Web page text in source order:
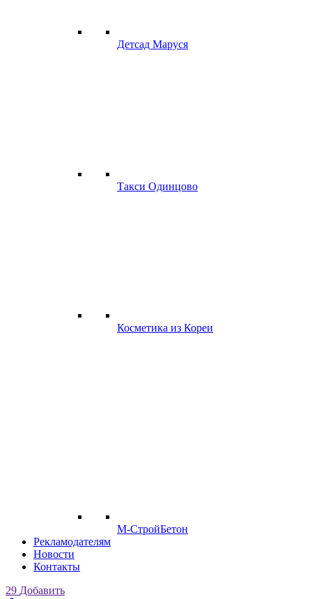
Детсад Маруся
Такси Одинцово
Косметика из Кореи
М-СтройБетон
Рекламодателям
Новости
Контакты
29 Добавить